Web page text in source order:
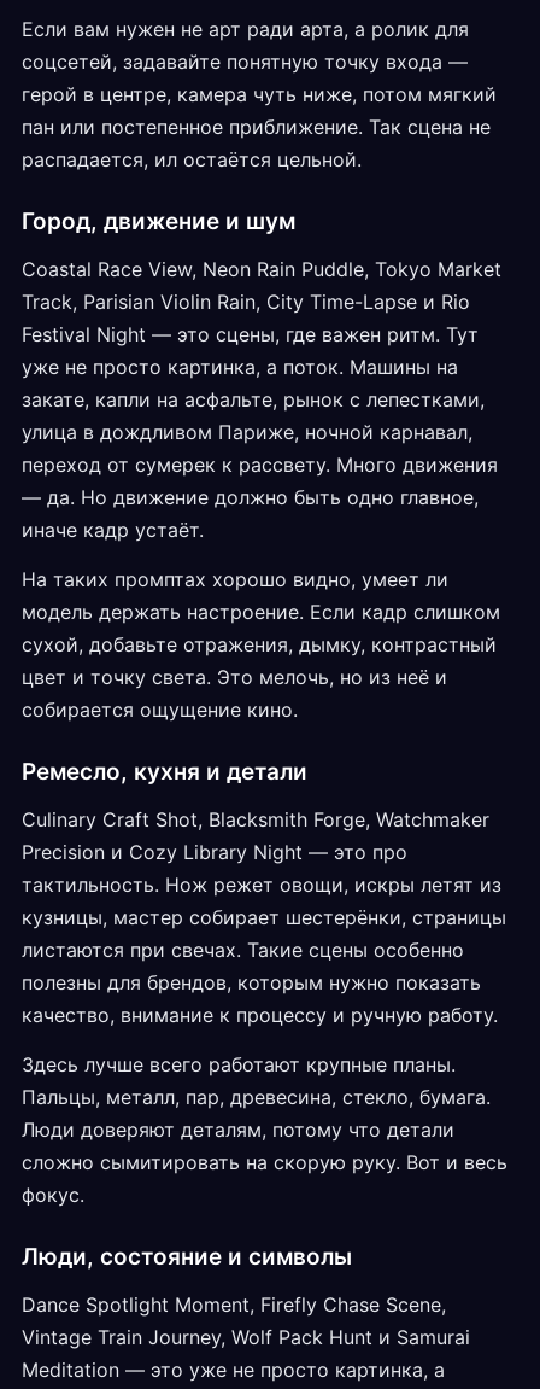
Если вам нужен не арт ради арта, а ролик для
соцсетей, задавайте понятную точку входа —
герой в центре, камера чуть ниже, потом мягкий
пан или постепенное приближение. Так сцена не
распадается, ил остаётся цельной.
Город, движение и шум
Coastal Race View, Neon Rain Puddle, Tokyo Market
Track, Parisian Violin Rain, City Time-Lapse и Rio
Festival Night — это сцены, где важен ритм. Тут
уже не просто картинка, а поток. Машины на
закате, капли на асфальте, рынок с лепестками,
улица в дождливом Париже, ночной карнавал,
переход от сумерек к рассвету. Много движения
— да. Но движение должно быть одно главное,
иначе кадр устаёт.
На таких промптах хорошо видно, умеет ли
модель держать настроение. Если кадр слишком
сухой, добавьте отражения, дымку, контрастный
цвет и точку света. Это мелочь, но из неё и
собирается ощущение кино.
Ремесло, кухня и детали
Culinary Craft Shot, Blacksmith Forge, Watchmaker
Precision и Cozy Library Night — это про
тактильность. Нож режет овощи, искры летят из
кузницы, мастер собирает шестерёнки, страницы
листаются при свечах. Такие сцены особенно
полезны для брендов, которым нужно показать
качество, внимание к процессу и ручную работу.
Здесь лучше всего работают крупные планы.
Пальцы, металл, пар, древесина, стекло, бумага.
Люди доверяют деталям, потому что детали
сложно сымитировать на скорую руку. Вот и весь
фокус.
Люди, состояние и символы
Dance Spotlight Moment, Firefly Chase Scene,
Vintage Train Journey, Wolf Pack Hunt и Samurai
Meditation — это уже не просто картинка, а